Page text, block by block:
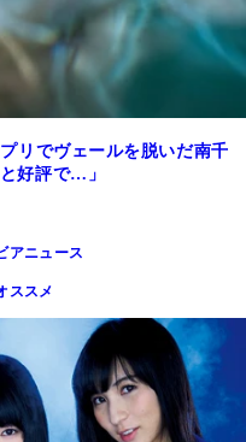
リでヴェールを脱いだ南千
好評で…」
アニュース
ススメ